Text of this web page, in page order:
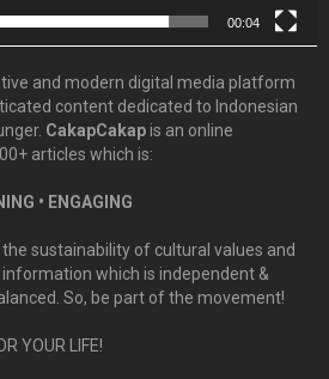
00:04
and modern digital media platform
content dedicated to Indonesian
CakapCakapis an online
articles which is:
• ENGAGING
sustainability of cultural values and
information which is independent &
So, be part of the movement!
YOUR LIFE!